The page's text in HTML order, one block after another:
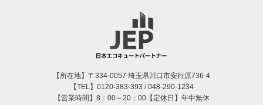
【所在地】〒334-0057 埼玉県川口市安行原736-4
【TEL】0120-383-393 / 048-290-1234
【営業時間】8：00～20：00【定休日】年中無休